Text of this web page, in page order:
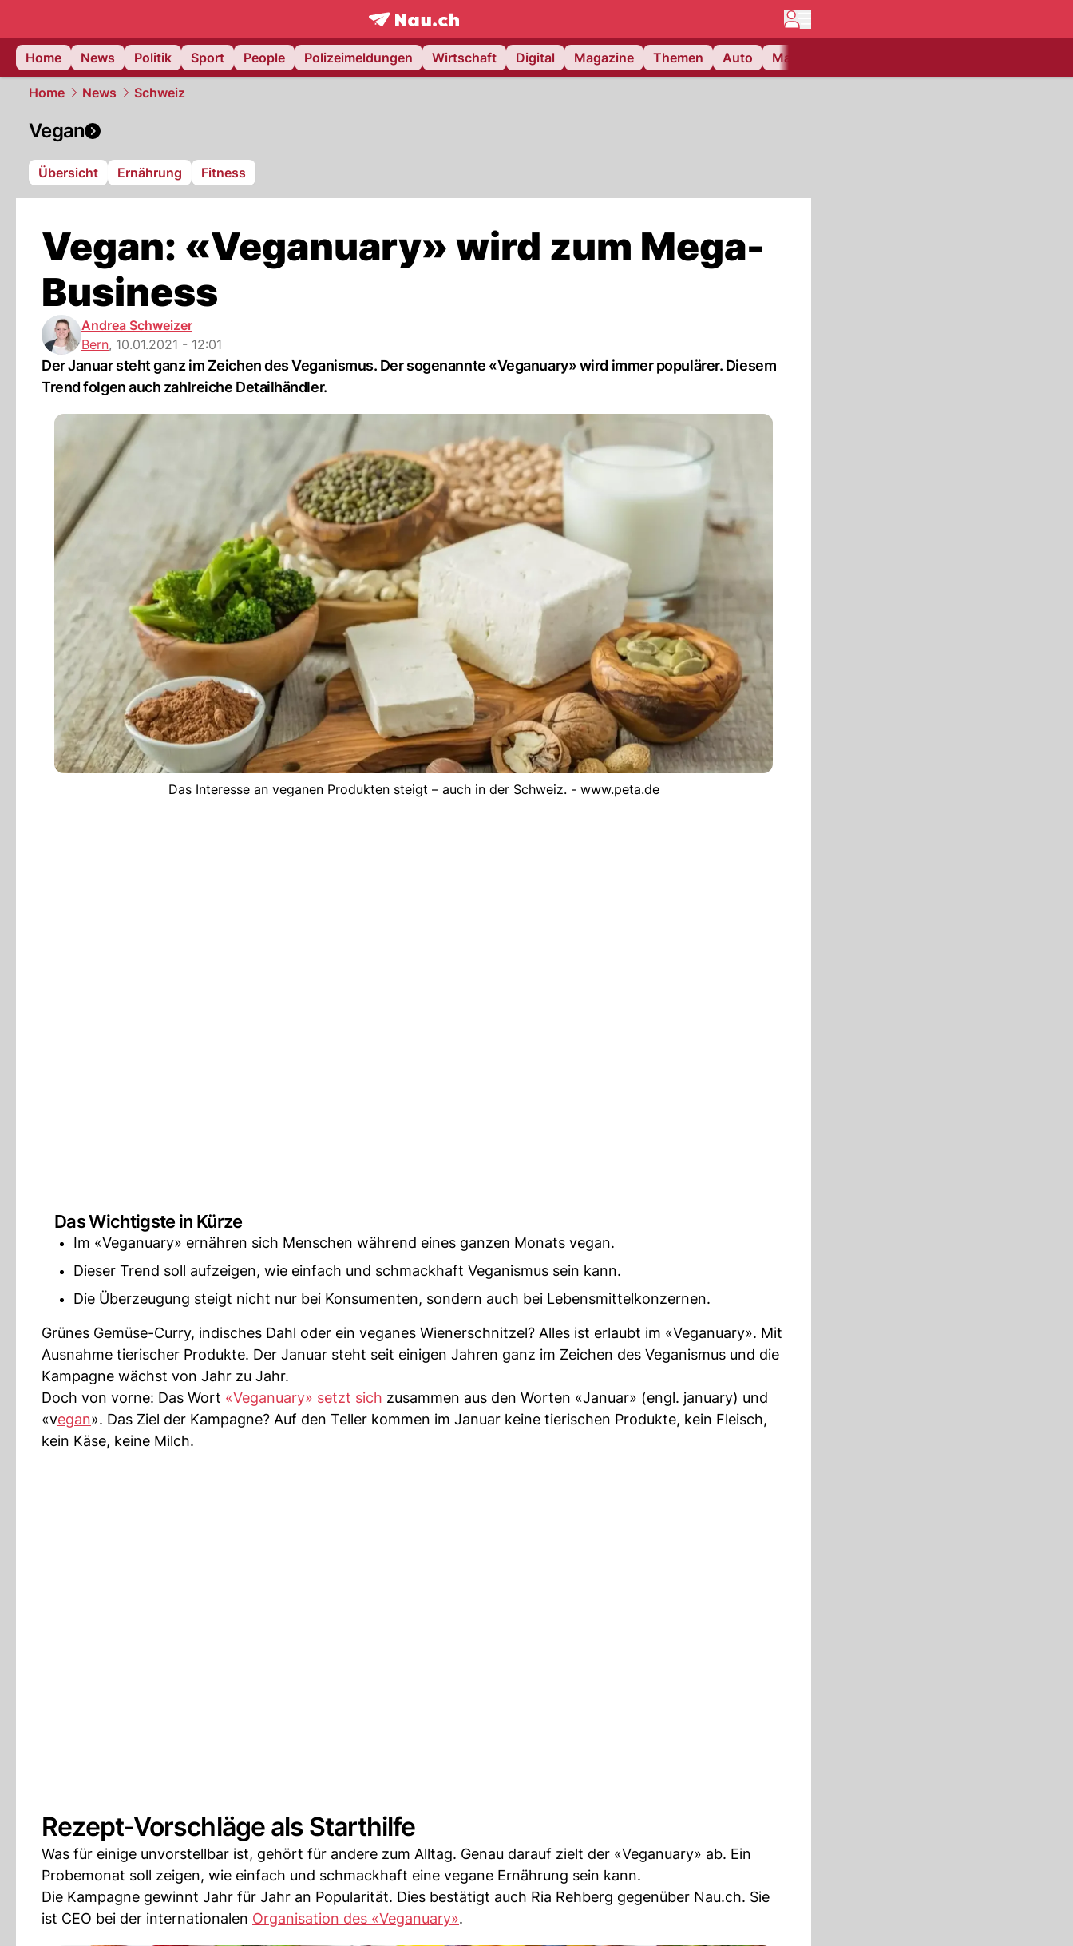
frontpage.NAU.ch
Home
News Politik Sport People Polizeimeldungen Wirtschaft Digital Magazine Themen Auto Matchcenter
Home News Schweiz
Vegan
Übersicht Ernährung Fitness
Vegan: «Veganuary» wird zum Mega-
Business
Andrea Schweizer
Bern, 10.01.2021 - 12:01
Der Januar steht ganz im Zeichen des Veganismus. Der sogenannte «Veganuary» wird immer populärer. Diesem
Trend folgen auch zahlreiche Detailhändler.
Das Interesse an veganen Produkten steigt – auch in der Schweiz. - www.peta.de
Das Wichtigste in Kürze
Im «Veganuary» ernähren sich Menschen während eines ganzen Monats vegan.
Dieser Trend soll aufzeigen, wie einfach und schmackhaft Veganismus sein kann.
Die Überzeugung steigt nicht nur bei Konsumenten, sondern auch bei Lebensmittelkonzernen.
Grünes Gemüse-Curry, indisches Dahl oder ein veganes Wienerschnitzel? Alles ist erlaubt im «Veganuary». Mit
Ausnahme tierischer Produkte. Der Januar steht seit einigen Jahren ganz im Zeichen des Veganismus und die
Kampagne wächst von Jahr zu Jahr.
Doch von vorne: Das Wort «Veganuary» setzt sich zusammen aus den Worten «Januar» (engl. january) und
«vegan». Das Ziel der Kampagne? Auf den Teller kommen im Januar keine tierischen Produkte, kein Fleisch,
kein Käse, keine Milch.
Rezept-Vorschläge als Starthilfe
Was für einige unvorstellbar ist, gehört für andere zum Alltag. Genau darauf zielt der «Veganuary» ab. Ein
Probemonat soll zeigen, wie einfach und schmackhaft eine vegane Ernährung sein kann.
Die Kampagne gewinnt Jahr für Jahr an Popularität. Dies bestätigt auch Ria Rehberg gegenüber Nau.ch. Sie
ist CEO bei der internationalen Organisation des «Veganuary».